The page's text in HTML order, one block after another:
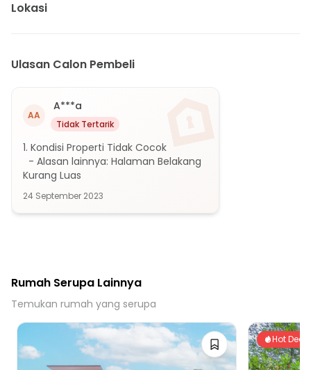
3 menit ke Puskesmas Banjarwaru
10 menit ke Gerbang Tol Caringin
20 menit ke Gerbang Tol Bogor Selatan
20 menit ke Gerbang Tol Ciawi
20 menit ke Bus Terminal Gadog
25 menit ke Stasiun Bogor
Lokasi
Ulasan Calon Pembeli
AA
A***a
Tidak Tertarik
1. Kondisi Properti Tidak Cocok
  - Alasan lainnya: Halaman Belakang
Kurang Luas
24 September 2023
Rumah Serupa Lainnya
Temukan rumah yang serupa
Hot Deals